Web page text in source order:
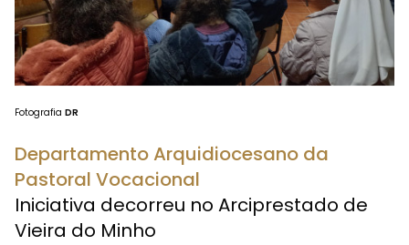
Fotografia DR
Departamento Arquidiocesano da
Pastoral Vocacional
Iniciativa decorreu no Arciprestado de
Vieira do Minho